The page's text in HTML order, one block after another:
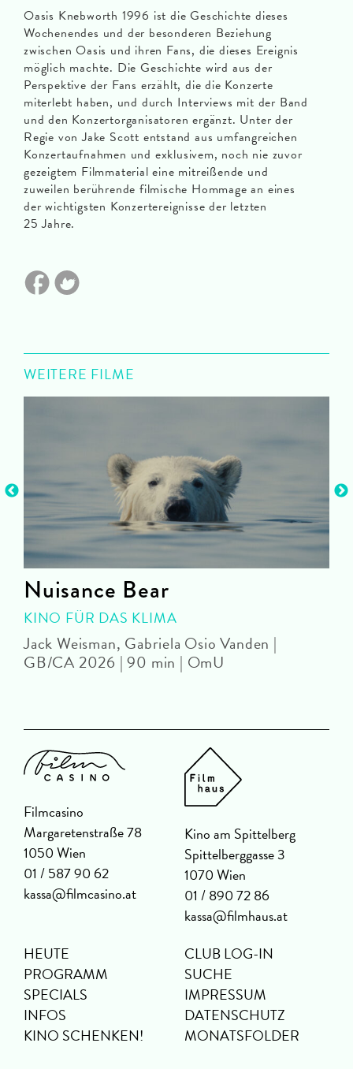
Oasis Knebworth 1996 ist die Geschichte dieses
Wochenendes und der besonderen Beziehung
zwischen Oasis und ihren Fans, die dieses Ereignis
möglich machte. Die Geschichte wird aus der
Perspektive der Fans erzählt, die die Konzerte
miterlebt haben, und durch Interviews mit der Band
und den Konzertorganisatoren ergänzt. Unter der
Regie von Jake Scott entstand aus umfangreichen
Konzertaufnahmen und exklusivem, noch nie zuvor
gezeigtem Filmmaterial eine mitreißende und
zuweilen berührende filmische Hommage an eines
der wichtigsten Konzertereignisse der letzten
25 Jahre.
WEITERE FILME
Nuisance Bear
KINO FÜR DAS KLIMA
Jack Weisman, Gabriela Osio Vanden |
GB/CA 2026 | 90 min | OmU
Filmcasino
Margaretenstraße 78
1050 Wien
01 / 587 90 62
kassa@filmcasino.at
Kino am Spittelberg
Spittelberggasse 3
1070 Wien
01 / 890 72 86
kassa@filmhaus.at
HEUTE
PROGRAMM
SPECIALS
INFOS
KINO SCHENKEN!
CLUB LOG-IN
SUCHE
IMPRESSUM
DATENSCHUTZ
MONATSFOLDER